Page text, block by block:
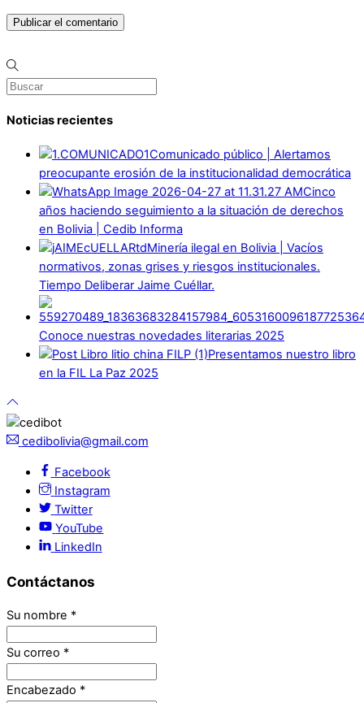
Noticias recientes
Comunicado público | Alertamos
preocupante erosión de la institucionalidad democrática
Cinco
años haciendo seguimiento a la situación de derechos
en Bolivia | Cedib Informa
Minería ilegal en Bolivia | Vacíos
normativos, zonas grises y riesgos institucionales.
Tiempo Deliberar Jaime Cuéllar.
Conoce nuestras novedades literarias 2025
Presentamos nuestro libro
en la FIL La Paz 2025
cedibolivia@gmail.com
Facebook
Instagram
Twitter
YouTube
LinkedIn
Contáctanos
Su nombre *
Su correo *
Encabezado *